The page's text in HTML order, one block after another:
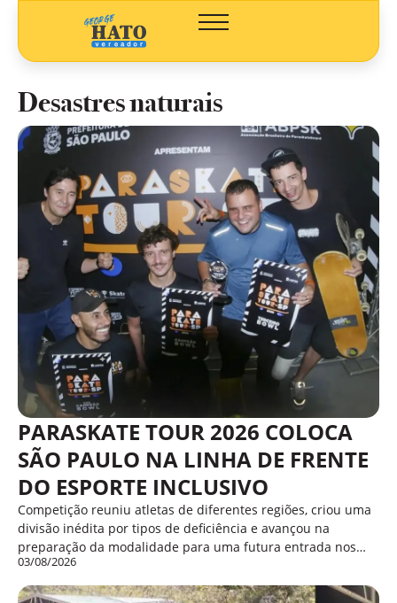
Desastres naturais
PARASKATE TOUR 2026 COLOCA
SÃO PAULO NA LINHA DE FRENTE
DO ESPORTE INCLUSIVO
Competição reuniu atletas de diferentes regiões, criou uma
divisão inédita por tipos de deficiência e avançou na
preparação da modalidade para uma futura entrada nos…
03/08/2026